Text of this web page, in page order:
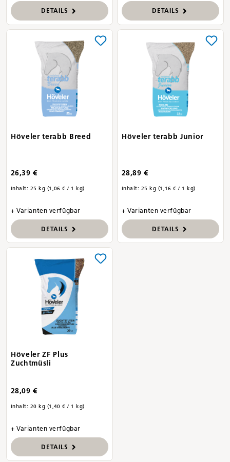
DETAILS DETAILS
Höveler terabb Breed
26,39 €
Inhalt: 25 kg (1,06 € / 1 kg)
+ Varianten verfügbar
DETAILS
Höveler terabb Junior
28,89 €
Inhalt: 25 kg (1,16 € / 1 kg)
+ Varianten verfügbar
DETAILS
Höveler ZF Plus
Zuchtmüsli
28,09 €
Inhalt: 20 kg (1,40 € / 1 kg)
+ Varianten verfügbar
DETAILS